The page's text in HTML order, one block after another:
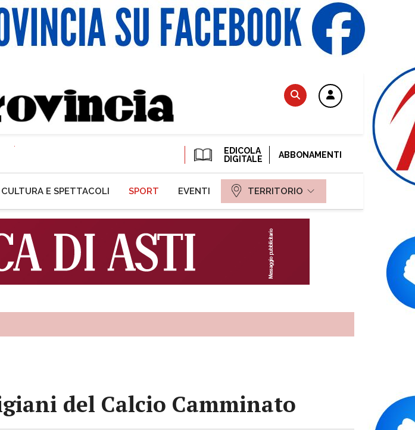
EDICOLA
DIGITALE
ABBONAMENTI
CULTURA E SPETTACOLI SPORT EVENTI TERRITORIO
del Calcio Camminato